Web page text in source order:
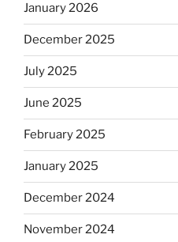
January 2026
December 2025
July 2025
June 2025
February 2025
January 2025
December 2024
November 2024